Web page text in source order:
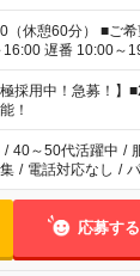
希望があれば下記シフトもOK！
番 10:00～19:00 「家族と休みを
持って夕飯の準
、ご希望を教えてくださ
のお仕事で希望す
合計で週40時間
極採用中！急募！
！
/ 40～50代活躍中 /
/ 電話対応なし /
応募する